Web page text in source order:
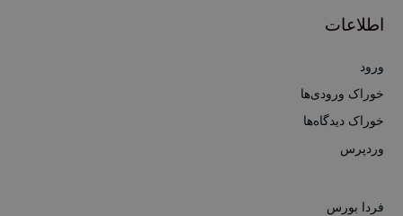
اطلاعات
ورود
خوراک ورودی‌ها
خوراک دیدگاه‌ها
وردپرس
فردا بورس